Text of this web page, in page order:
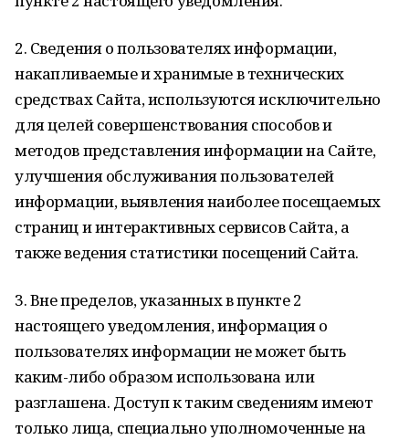
2. Сведения о пользователях информации,
накапливаемые и хранимые в технических
средствах Сайта, используются исключительно
для целей совершенствования способов и
методов представления информации на Сайте,
улучшения обслуживания пользователей
информации, выявления наиболее посещаемых
страниц и интерактивных сервисов Сайта, а
также ведения статистики посещений Сайта.
3. Вне пределов, указанных в пункте 2
настоящего уведомления, информация о
пользователях информации не может быть
каким-либо образом использована или
разглашена. Доступ к таким сведениям имеют
только лица, специально уполномоченные на